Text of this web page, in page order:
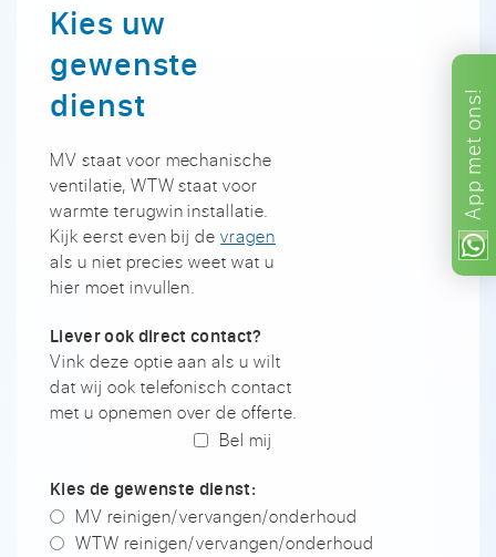
App
met
ons!
Kies uw
gewenste
dienst
MV staat voor mechanische
ventilatie, WTW staat voor
warmte terugwin installatie.
Kijk eerst even bij devragen
als u niet precies weet wat u
hier moet invullen.
Liever ook direct contact?
Vink deze optie aan als u wilt
dat wij ook telefonisch contact
met u opnemen over de offerte.
Bel mij
Kies de gewenste dienst:
MV reinigen/vervangen/onderhoud
WTW reinigen/vervangen/onderhoud